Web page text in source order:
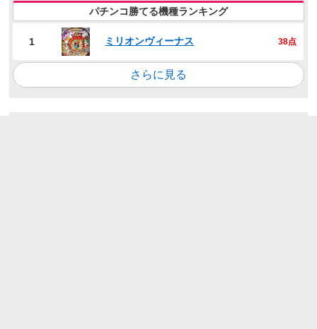
パチンコ勝てる機種ランキング
1 ミリオンヴィーナス 38点
さらに見る